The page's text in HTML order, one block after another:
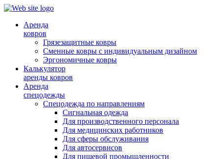
Аренда
ковров
Грязезащитные ковры
Сменные ковры с индивидуальным дизайном
Эргономичные ковры
Калькулятор
аренды ковров
Аренда
спецодежды
Спецодежда по направлениям
Сигнальная одежда
Для производственного персонала
Для медицинских работников
Для сферы обслуживания
Для автосервисов
Для пищевой промышленности